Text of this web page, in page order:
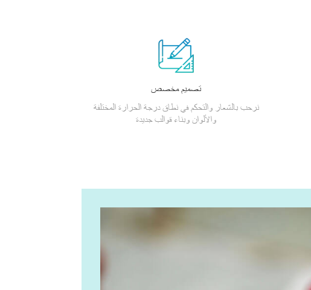
تصميم مخصص
نرحب بالشعار والتحكم في نطاق درجة الحرارة المختلفة
والألوان وبناء قوالب جديدة